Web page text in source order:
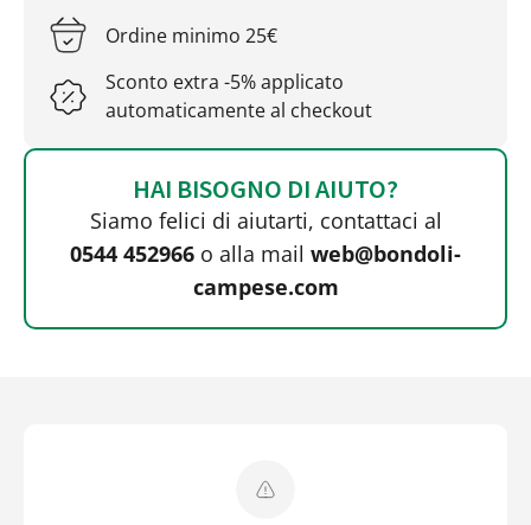
Ordine minimo 25€
Sconto extra -5% applicato
automaticamente al checkout
HAI BISOGNO DI AIUTO?
Siamo felici di aiutarti, contattaci al
0544 452966 o alla mail web@bondoli-
campese.com